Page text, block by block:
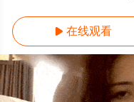
 在线观看